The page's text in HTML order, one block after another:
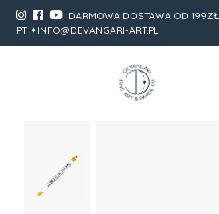
DARMOWA DOSTAWA OD
PT ✦INFO@DEVANGARI-ART.PL